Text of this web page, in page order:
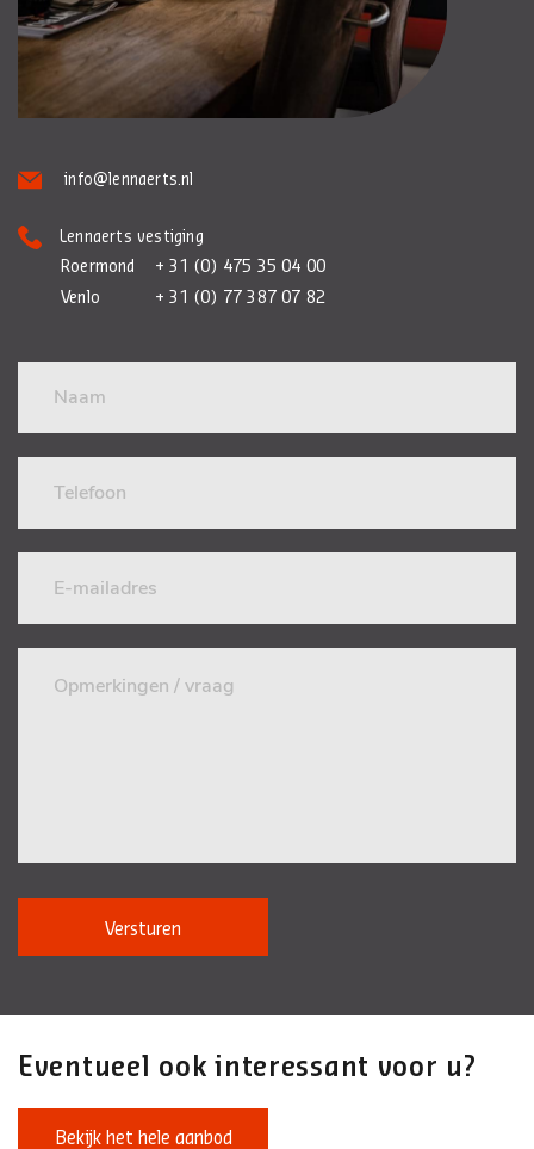
info@lennaerts.nl
Lennaerts vestiging
Roermond
+ 31 (0) 475 35 04 00
Venlo
+ 31 (0) 77 387 07 82
Versturen
Eventueel ook interessant voor u?
Bekijk het hele aanbod